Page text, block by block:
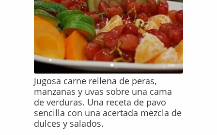
Jugosa carne rellena de peras,
manzanas y uvas sobre una cama
de verduras. Una receta de pavo
sencilla con una acertada mezcla de
dulces y salados.